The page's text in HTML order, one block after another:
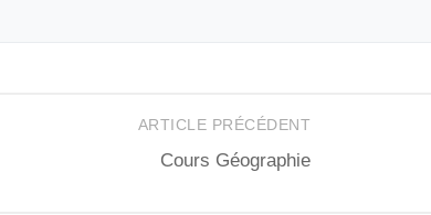
ARTICLE PRÉCÉDENT
Cours Géographie